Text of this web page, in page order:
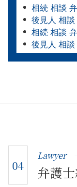
相続 相談
後見人 相
相続 相談
後見人 相
04
Lawyer
弁護